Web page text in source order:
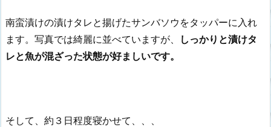
南蛮漬けの漬けタレと揚げたサンバソウをタッパーに入れ
ます。写真では綺麗に並べていますが、
しっかりと漬けタ
レと魚が混ざった状態が好ましいです。
そして、約３日程度寝かせて、、、